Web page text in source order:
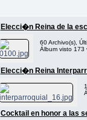
Elecci�n Reina de la
60 Archivo(s),
Álbum visto 173
Elecci�n Reina
Cocktail en honor a las